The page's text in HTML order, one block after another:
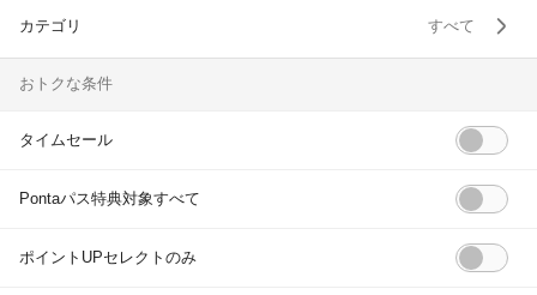
カテゴリ すべて
おトクな条件
タイムセール
Pontaパス特典対象すべて
ポイントUPセレクトのみ
サンキュー配送対象 レビューキャンペーン
除外ワード